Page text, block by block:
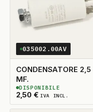
035002.00AV
CONDENSATORE 2,5
MF.
2,50 € IVA INCL.
2DISPONIBILI
DISPONIBILE